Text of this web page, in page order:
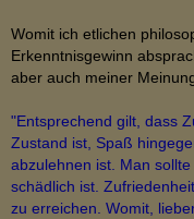
Womit ich etlichen
Erkenntnisgewinn
aber auch meiner
"Entsprechend gilt, dass
Zustand ist, Spaß
abzulehnen ist. Man
schädlich ist.
zu erreichen. Womit,